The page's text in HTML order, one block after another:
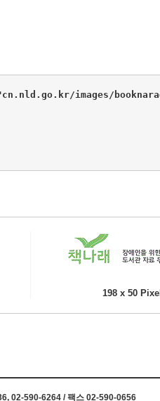
images/
198 x 50
02-590-6264 / 팩스 02-590-0656